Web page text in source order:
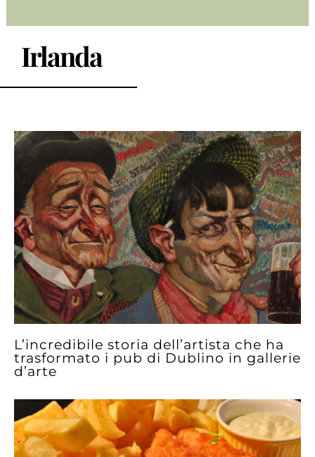
Irlanda
L’incredibile storia dell’artista che ha
trasformato i pub di Dublino in gallerie
d’arte